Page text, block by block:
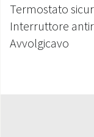
Termostato
Interruttore
Avvolgicavo